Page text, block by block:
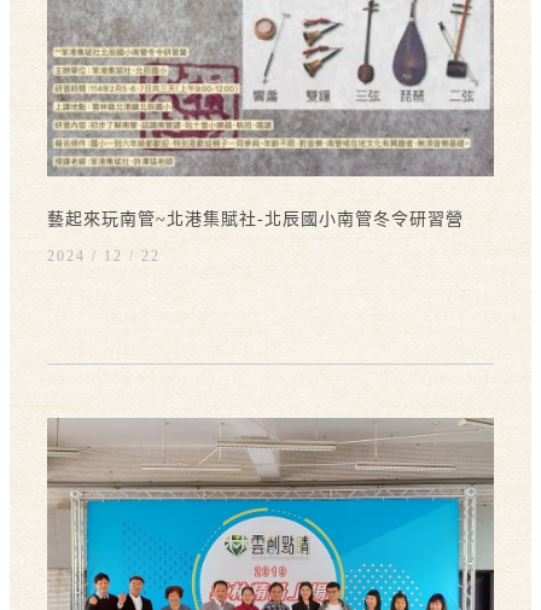
藝起來玩南管~北港集賦社-北辰國小南管冬令研習營
2024 / 12 22